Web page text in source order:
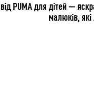
PUMA для дітей —
малюків,